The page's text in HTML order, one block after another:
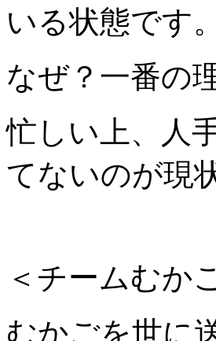
いる状態です。
なぜ？一番の
忙しい上、人
てないのが現
＜チームむか
むかごを世に